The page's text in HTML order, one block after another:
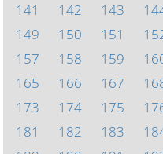
141
142 143
149
150 151
157
158 159
165
166 167
173
174 175
181
182 183